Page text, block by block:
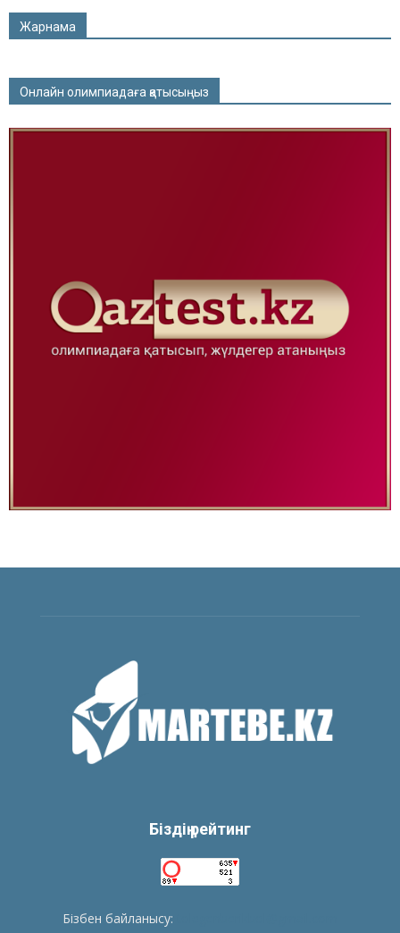
Жарнама
Онлайн олимпиадаға қатысыңыз
Біздің рейтинг
Бізбен байланысу: